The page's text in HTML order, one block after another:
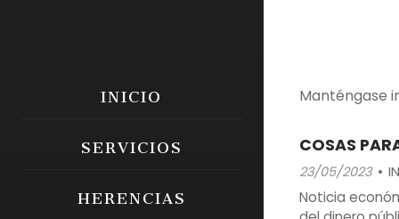
INICIO
SERVICIOS
HERENCIAS
Manténgase
COSAS
23/05/2023
Noticia